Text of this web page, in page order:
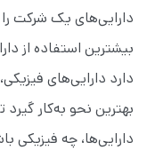
دارایی‌های یک شرکت
بیشترین استفاده از
دارد دارایی‌های
بهترین نحو به‌کار
دارایی‌ها، چه فیزیکی